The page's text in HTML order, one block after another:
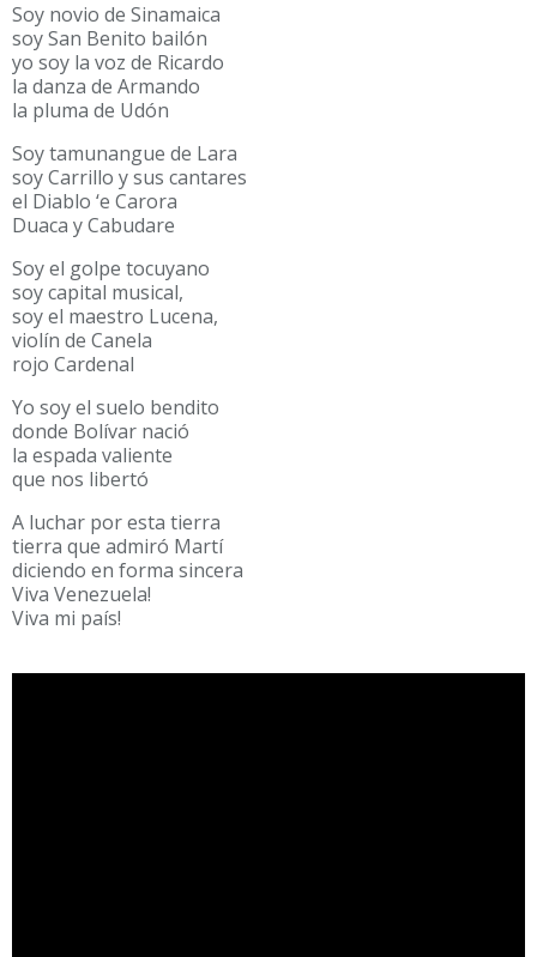
Soy novio de Sinamaica
soy San Benito bailón
yo soy la voz de Ricardo
la danza de Armando
la pluma de Udón
Soy tamunangue de Lara
soy Carrillo y sus cantares
el Diablo ‘e Carora
Duaca y Cabudare
Soy el golpe tocuyano
soy capital musical,
soy el maestro Lucena,
violín de Canela
rojo Cardenal
Yo soy el suelo bendito
donde Bolívar nació
la espada valiente
que nos libertó
A luchar por esta tierra
tierra que admiró Martí
diciendo en forma sincera
Viva Venezuela!
Viva mi país!